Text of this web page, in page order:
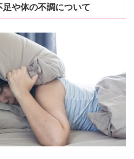
や体の不調について